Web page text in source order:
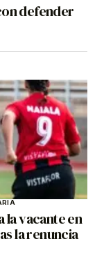
defender
la vacante en
la renuncia